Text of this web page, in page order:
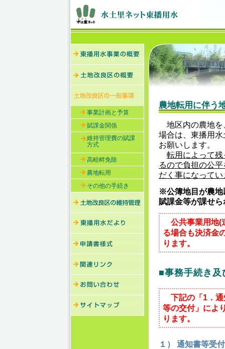
事業計画と予算
賦課金関係
維持管理費の賦課
方式
高畦畔免除
農地転用
その他の手続き
農地転用に伴う
地区内の農地を
場合は、東播用
お願いします。
転用によって
るので負担の公
だく事になって
※公簿地目が農地
賦課金等が課せ
公共事業用地(
る場合も決済金
ります。
■事務手続き及
下記の「1．通
等の交付」によ
ります。
１） 通知書等受